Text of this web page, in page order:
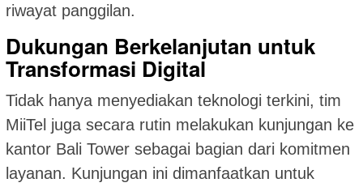
riwayat panggilan.
Dukungan Berkelanjutan untuk
Transformasi Digital
Tidak hanya menyediakan teknologi terkini, tim
MiiTel juga secara rutin melakukan kunjungan ke
kantor Bali Tower sebagai bagian dari komitmen
layanan. Kunjungan ini dimanfaatkan untuk